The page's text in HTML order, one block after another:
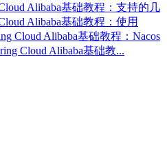
Alibaba基础教程：支持的几
Alibaba基础教程：使用
Cloud Alibaba基础教程：Nacos
Cloud Alibaba基础教...